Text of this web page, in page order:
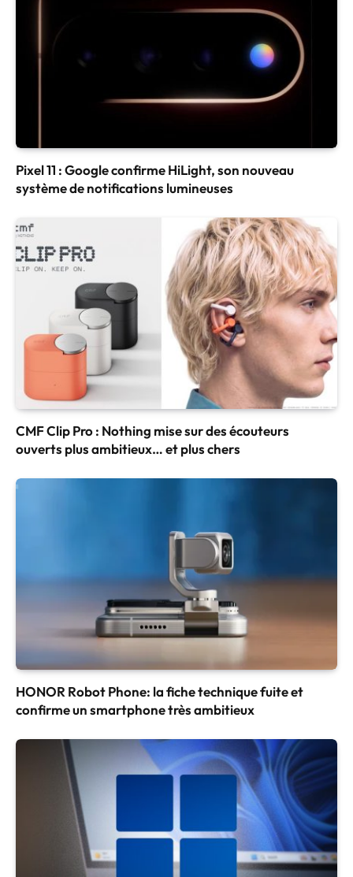
Pixel 11 : Google confirme HiLight, son nouveau
système de notifications lumineuses
CMF Clip Pro : Nothing mise sur des écouteurs
ouverts plus ambitieux… et plus chers
HONOR Robot Phone: la fiche technique fuite et
confirme un smartphone très ambitieux